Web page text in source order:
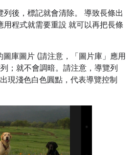
列後，標記就會清除。 導致長條出
用程式就需要重設 就可以再把長條
圖庫圖片 (請注意，「圖片庫」應用
；就不會調暗。請注意，導覽列
現淺色白色圓點，代表導覽控制